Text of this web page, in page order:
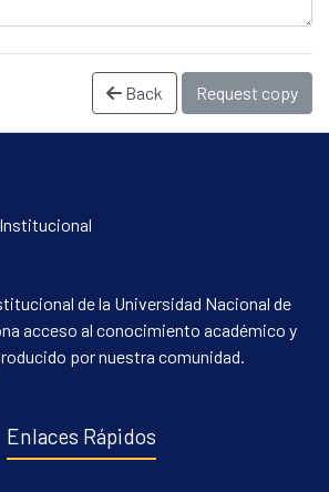
Back Request copy
de la Universidad Nacional de
acceso al conocimiento académico y
por nuestra comunidad.
Enlaces Rápidos